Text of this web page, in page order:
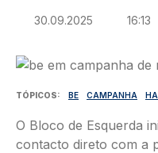
30.09.2025 16:13
Imagem
TÓPICOS BE CAMPANHA
O Bloco de Esquerda
contacto direto com a